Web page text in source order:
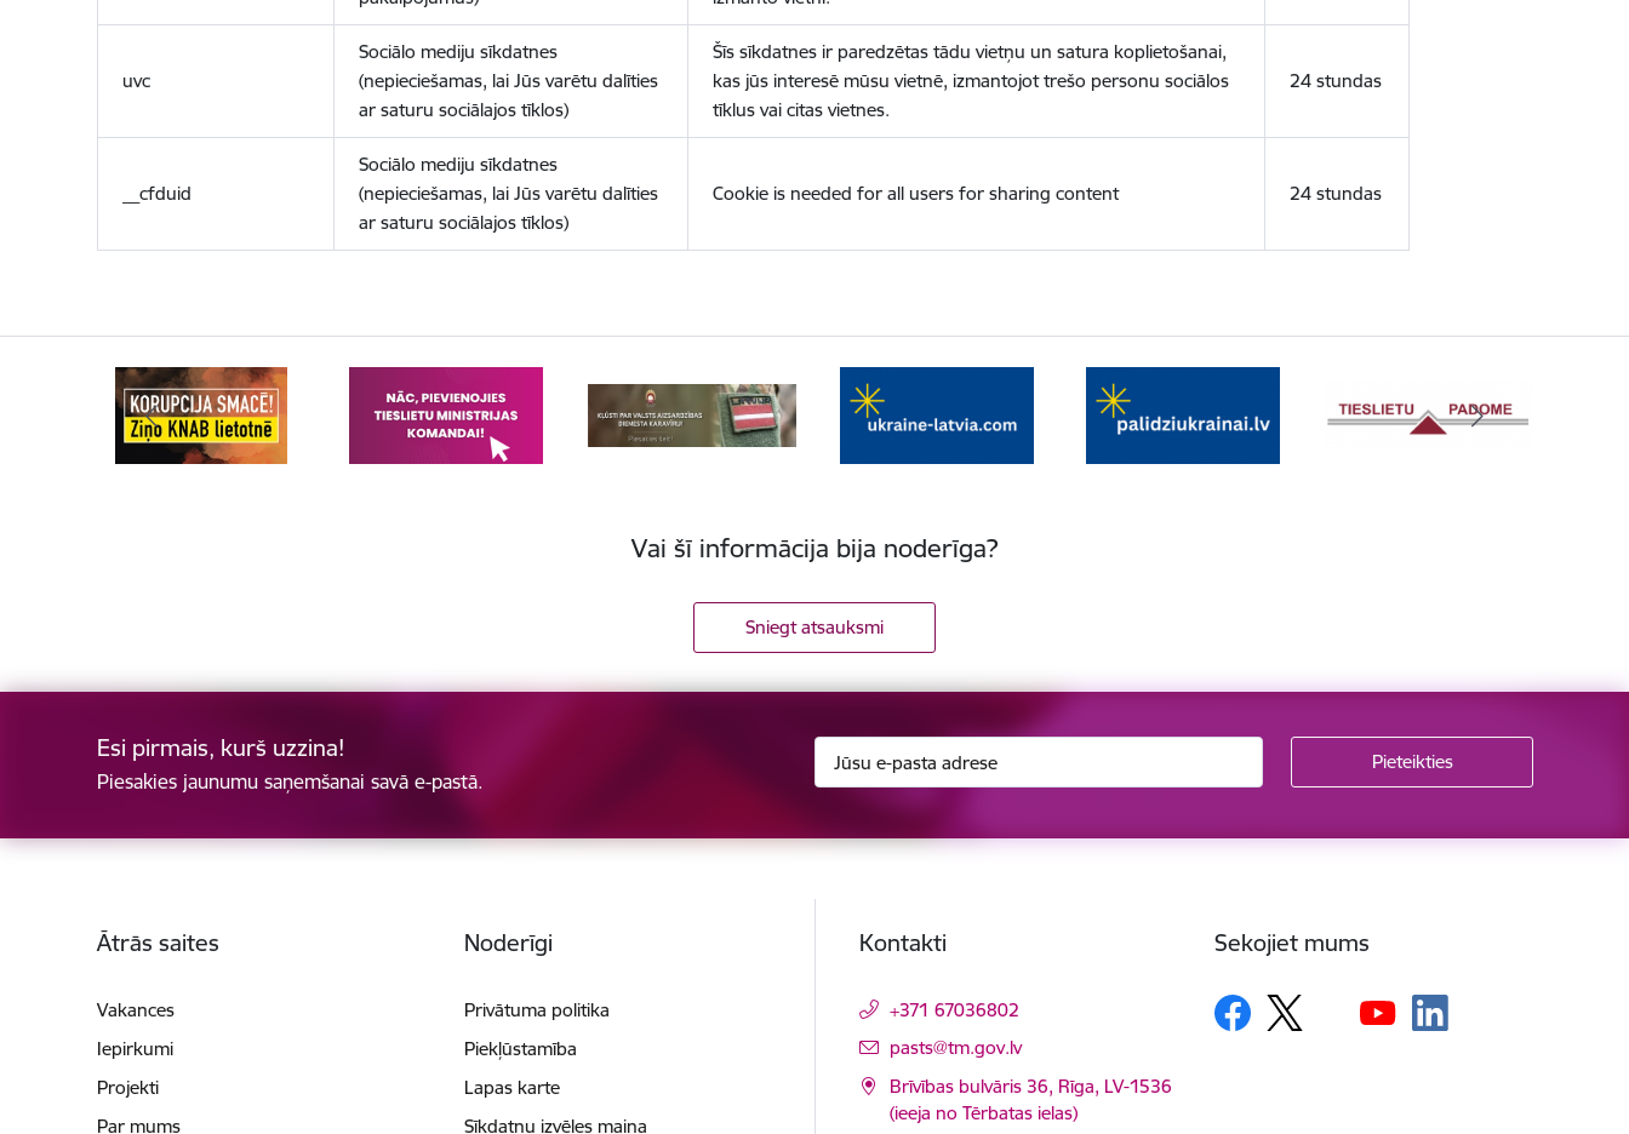
uvc
Sociālo mediju sīkdatnes
(nepieciešamas, lai Jūs varētu dalīties
ar saturu sociālajos tīklos)
Šīs sīkdatnes ir paredzētas tādu vietņu un satura koplietošanai,
kas jūs interesē mūsu vietnē, izmantojot trešo personu sociālos
tīklus vai citas vietnes.
24 stundas
__cfduid
Sociālo mediju sīkdatnes
(nepieciešamas, lai Jūs varētu dalīties
ar saturu sociālajos tīklos)
Cookie is needed for all users for sharing content 24 stundas
Vai šī informācija bija noderīga?
Sniegt atsauksmi
Esi pirmais, kurš uzzina!
Piesakies jaunumu saņemšanai savā e-pastā.
Ātrās saites
Vakances
Iepirkumi
Projekti
Par mums
Noderīgi
Privātuma politika
Piekļūstamība
Lapas karte
Sīkdatņu izvēles maiņa
Kontakti
+371 67036802
E-pasts:
pasts@tm.gov.lv
Brīvības bulvāris 36, Rīga, LV-1536
(ieeja no Tērbatas ielas)
Sekojiet mums